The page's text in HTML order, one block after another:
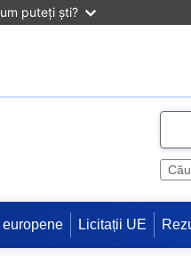
puteți ști?
e
europene Licitații UE